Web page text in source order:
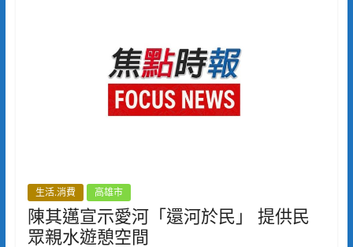
生活.消費 高雄市
陳其邁宣示愛河「還河於民」 提供民
眾親水遊憩空間